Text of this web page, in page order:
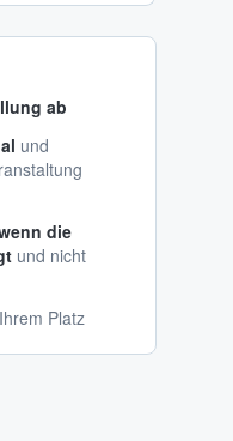
ab
und
die
und nicht
Ihrem Platz